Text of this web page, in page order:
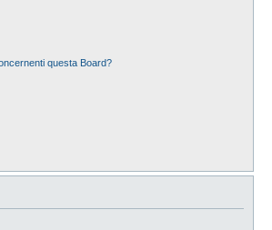
questa Board?